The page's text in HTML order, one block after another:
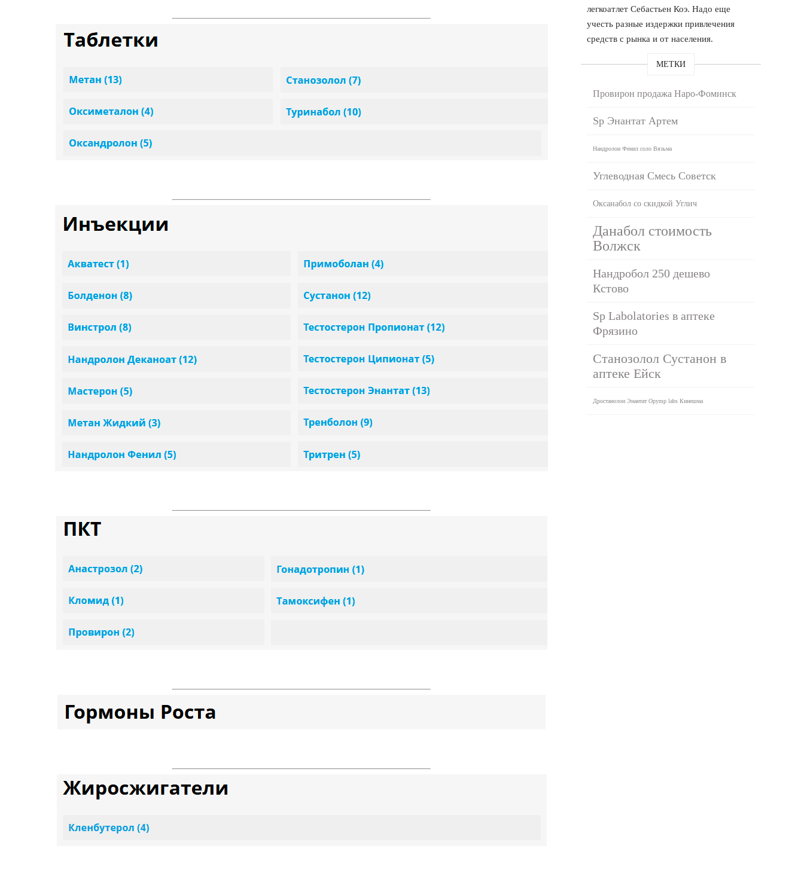
легкоатлет Себастьен Коэ. Надо еще
учесть разные издержки привлечения
средств с рынка и от населения.
МЕТКИ
Провирон продажа Наро-Фоминск
Sp Энантат Артем
Нандролон Фенил соло Вязьма
Углеводная Смесь Советск
Оксанабол со скидкой Углич
Данабол стоимость
Волжск
Нандробол 250 дешево
Кстово
Sp Labolatories в аптеке
Фрязино
Станозолол Сустанон в
аптеке Ейск
Дростанолон Энантат Opymp labs Кинешма